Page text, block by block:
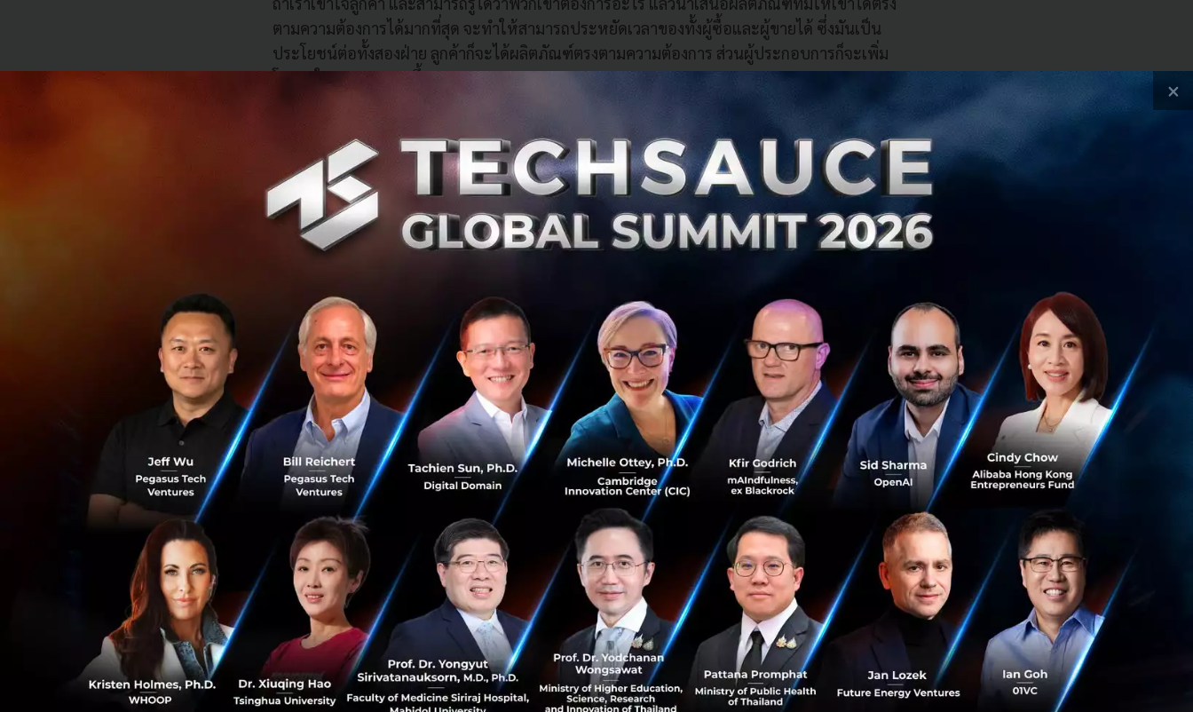
ตามความต้องการได้มากที่สุด จะทำให้สามารถประหยัดเวลาของทั้งผู้ซื้อและผู้ขายได้ ซึ่งมันเป็น
ประโยชน์ต่อทั้งสองฝ่าย ลูกค้าก็จะได้ผลิตภัณฑ์ตรงตามความต้องการ ส่วนผู้ประกอบการก็จะเพิ่ม
โอกาสในการขายมากขึ้น
ตอบโจทย์ความต้องการของกลุ่มเป้าหมาย หรือจัดแคมเปญลดแลกแจกแถม เพื่อดึงดูดลูกค้าเท่านั้น
แต่จะต้องมีการสร้างความสัมพันธ์ที่ดีกับลูกค้า เพื่อให้เขาเกิดความพึงพอใจในทุกด้าน ตั้งแต่เริ่มมี
ความคิดที่จะซื้อไปจนถึงเข้าอยู่แล้วก็ตาม ผ่านการทำงานร่วมกันของทุกภาคส่วนในองค์กร
สำหรับ บมจ.อนันดา ดีเวลลอปเม้นท์ การสร้างความสัมพันธ์ระหว่างองค์กรกับลูกค้าเป็นสิ่งที่มีความ
สำคัญมาก ซึ่งเราได้ให้ความใส่ใจมาโดยตลอดนับตั้งแต่อดีตมาจนถึงปัจจุบัน และในอนาคตเองก็ตาม
เราก็พยายามที่จะหาเครื่องมือต่าง ๆ ที่จะสามารถช่วยสร้างประสบการณ์ที่ดีให้กับลูกค้าให้เขามีความ
พึงพอใจมากขึ้นอย่างต่อเนื่อง
นับตั้งแต่เราเริ่มต้นพัฒนาอสังหาริมทรัพย์ สิ่งหนึ่งที่เราได้มอบให้กับลูกค้ามาโดยตลอด คือ Urban
Living Solution โดยเราใส่ใจตั้งแต่การเลือกทำเลของโครงการที่จะพัฒนาขึ้น ซึ่งเราเข้าใจถึงปัญหา
และความต้องการของลูกค้าที่อาศัยอยู่ในกรุงเทพมหานครดีว่า ปัญหาหลัก ๆ คือ การจราจรที่ติดขัด
ทำให้เสียเวลาในการเดินทางมาก
ดังนั้นสิ่งที่อนันดาคิดและได้ทำให้กับลูกค้ามาโดยตลอด คือ การทำให้ลูกค้าสามารถใช้ชีวิตด้วยความ
สะดวกสบายมากยิ่งขึ้น เราเลือกที่จะสร้างคอนโดในทำเลใกล้กับระบบขนส่งมวลชนเป็นหลัก ซึ่งเป็น
ทำเลที่ดี และสามารถตอบโจทย์ต่อการใช้ชีวิตในเมืองมากที่สุด
นอกจากการเลือกทำเลแล้ว อีกสิ่งหนึ่งที่เราได้คิด เพื่อให้ตรงตามความต้องการของลูกค้า คือ การ
ออกแบบห้อง โดยเราออกแบบให้มีขนาดที่พอดีกับการใช้งานตามความต้องการของลูกค้า เพื่อที่จะ
×